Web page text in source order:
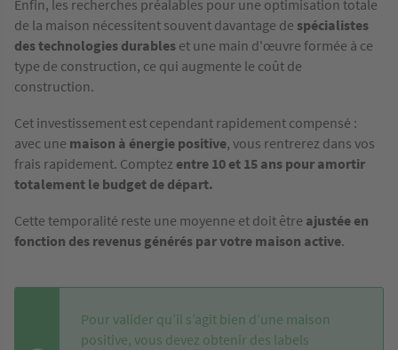
Enfin, les recherches préalables pour une optimisation totale
de la maison nécessitent souvent davantage de spécialistes
des technologies durables et une main d'œuvre formée à ce
type de construction, ce qui augmente le coût de
construction.
Cet investissement est cependant rapidement compensé :
avec une maison à énergie positive, vous rentrerez dans vos
frais rapidement. Comptez entre 10 et 15 ans pour amortir
totalement le budget de départ.
Cette temporalité reste une moyenne et doit être ajustée en
fonction des revenus générés par votre maison active.
Pour valider qu’il s’agit bien d’une maison
positive, vous devez obtenir des labels